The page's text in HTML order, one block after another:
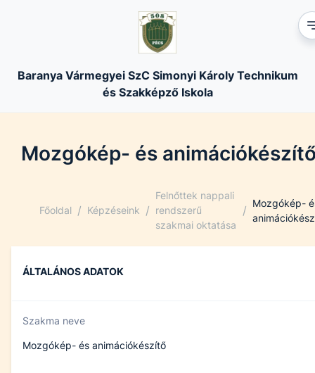
Baranya Vármegyei SzC Simonyi Károly Technikum
és Szakképző Iskola
Mozgókép- és
Főoldal / Képzéseink /
Felnőttek nappali
rendszerű
szakmai oktatása
/
Mozgókép-
ÁLTALÁNOS ADATOK
Szakma neve
Mozgókép- és animációkészítő